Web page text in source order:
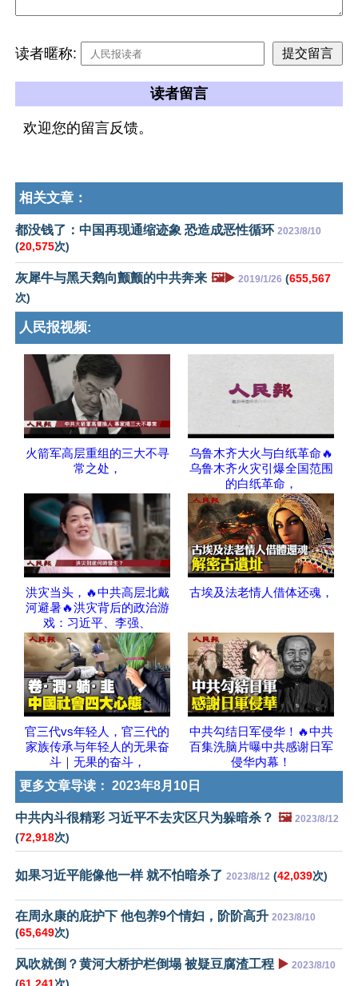
读者暱称:
读者留言
欢迎您的留言反馈。
相关文章：
都没钱了：中国再现通缩迹象 恐造成恶性循环 2023/8/10
(20,575次)
灰犀牛与黑天鹅向颤颤的中共奔来 🖼️▶️ 2019/1/26 (655,567
次)
人民报视频:
火箭军高层重组的三大不寻
常之处，
乌鲁木齐大火与白纸革命🔥
乌鲁木齐火灾引爆全国范围
的白纸革命，
洪灾当头，🔥中共高层北戴
河避暑🔥洪灾背后的政治游
戏：习近平、李强、
古埃及法老情人借体还魂，
官三代vs年轻人，官三代的
家族传承与年轻人的无果奋
斗｜无果的奋斗，
中共勾结日军侵华！🔥中共
百集洗脑片曝中共感谢日军
侵华内幕！
更多文章导读： 2023年8月10日
中共内斗很精彩 习近平不去灾区只为躲暗杀？ 🖼️ 2023/8/12
(72,918次)
如果习近平能像他一样 就不怕暗杀了 2023/8/12 (42,039次)
在周永康的庇护下 他包养9个情妇，阶阶高升 2023/8/10
(65,649次)
风吹就倒？黄河大桥护栏倒塌 被疑豆腐渣工程 ▶️ 2023/8/10